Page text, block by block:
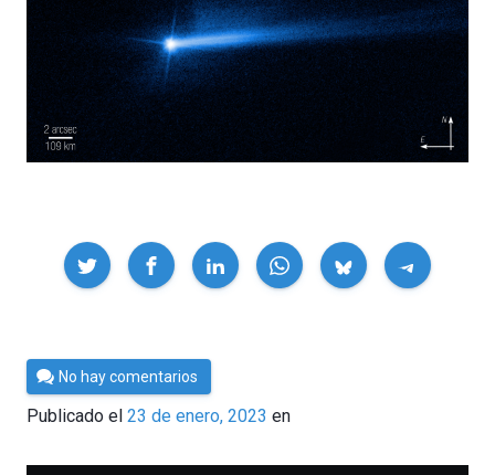
Compartir
Por
César
Tomé
No hay comentarios
Publicado el 23 de enero, 2023 en